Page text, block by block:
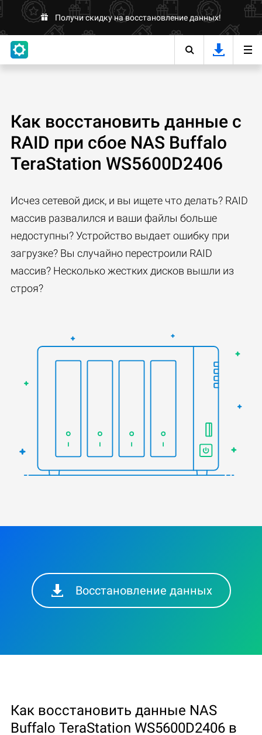
Получи скидку на восстановление данных!
Как восстановить данные с
RAID при сбое NAS Buffalo
TeraStation WS5600D2406
Исчез сетевой диск, и вы ищете что делать? RAID
массив развалился и ваши файлы больше
недоступны? Устройство выдает ошибку при
загрузке? Вы случайно перестроили RAID
массив? Несколько жестких дисков вышли из
строя?
Восстановление данных
Как восстановить данные NAS
Buffalo TeraStation WS5600D2406 в